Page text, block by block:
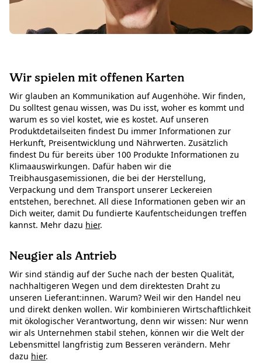
Wir spielen mit offenen Karten
Wir glauben an Kommunikation auf Augenhöhe. Wir finden,
Du solltest genau wissen, was Du isst, woher es kommt und
warum es so viel kostet, wie es kostet. Auf unseren
Produktdetailseiten findest Du immer Informationen zur
Herkunft, Preisentwicklung und Nährwerten. Zusätzlich
findest Du für bereits über 100 Produkte Informationen zu
Klimaauswirkungen. Dafür haben wir die
Treibhausgasemissionen, die bei der Herstellung,
Verpackung und dem Transport unserer Leckereien
entstehen, berechnet. All diese Informationen geben wir an
Dich weiter, damit Du fundierte Kaufentscheidungen treffen
kannst. Mehr dazu hier.
Neugier als Antrieb
Wir sind ständig auf der Suche nach der besten Qualität,
nachhaltigeren Wegen und dem direktesten Draht zu
unseren Lieferant:innen. Warum? Weil wir den Handel neu
und direkt denken wollen. Wir kombinieren Wirtschaftlichkeit
mit ökologischer Verantwortung, denn wir wissen: Nur wenn
wir als Unternehmen stabil stehen, können wir die Welt der
Lebensmittel langfristig zum Besseren verändern. Mehr
dazu hier.